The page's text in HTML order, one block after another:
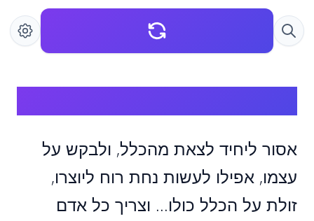
אסור ליחיד לצאת מהכלל, ולבקש על
עצמו, אפילו לעשות נחת רוח ליוצרו,
זולת על הכלל כולו... וצריך כל אדם